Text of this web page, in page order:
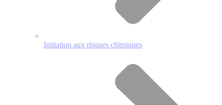
Initiation aux risques chimiques